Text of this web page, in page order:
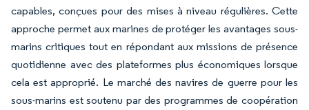
capables, conçues pour des mises à niveau régulières. Cette
approche permet aux marines de protéger les avantages sous-
marins critiques tout en répondant aux missions de présence
quotidienne avec des plateformes plus économiques lorsque
cela est approprié. Le marché des navires de guerre pour les
sous-marins est soutenu par des programmes de coopération